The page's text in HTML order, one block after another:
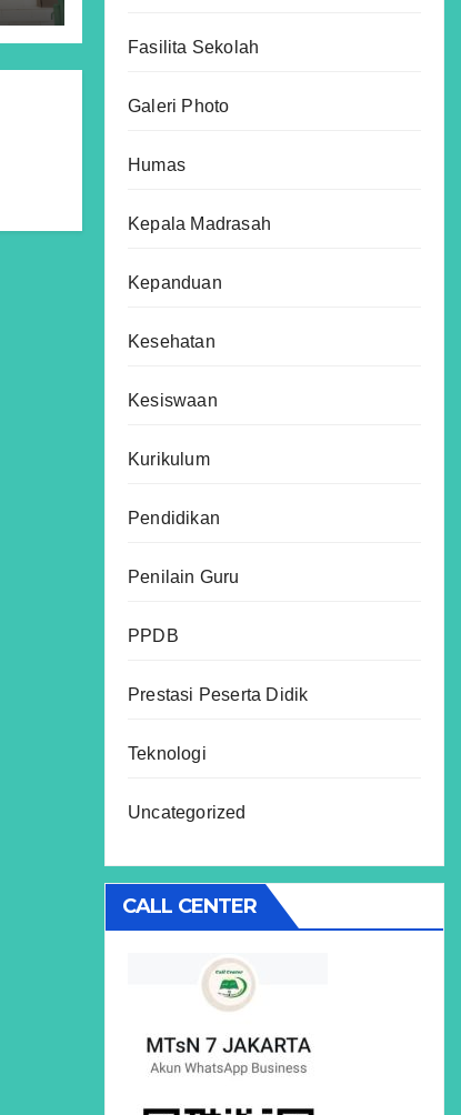
Fasilita Sekolah
Galeri Photo
Humas
Kepala Madrasah
Kepanduan
Kesehatan
Kesiswaan
Kurikulum
Pendidikan
Penilain Guru
PPDB
Prestasi Peserta Didik
Teknologi
Uncategorized
CALL CENTER